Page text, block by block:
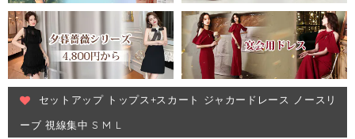
セットアップ トップス+スカート ジャカードレース ノースリ
ーブ 視線集中 S M L